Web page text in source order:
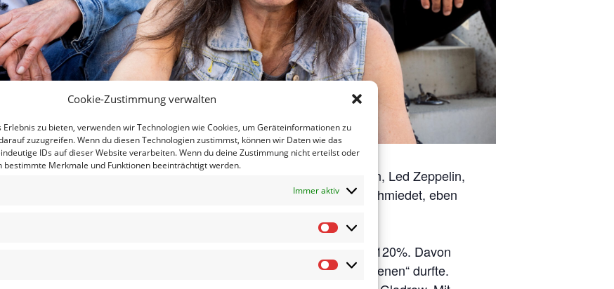
Cookie-Zustimmung verwalten
zu bieten, verwenden wir Technologien wie Cookies, um Geräteinformationen zu
zuzugreifen. Wenn du diesen Technologien zustimmst, können wir Daten wie das
IDs auf dieser Website verarbeiten. Wenn du deine Zustimmung nicht erteilst oder
bestimmte Merkmale und Funktionen beeinträchtigt werden.
Immer aktiv
Statistiken
Marketing
der 70-ger Jahre. Von reichlich AC/DC, Deep Purple, van Halen, Led Zeppelin,
bis hin zu eigenen Songs klingt alles, wie aus einem Stück geschmiedet, eben
bei der Club-Mugge, oder zu privaten Anlässen, es gibt immer 120%. Davon
überzeugen, denen „five men on the rocks“ als Support „dienen“ durfte.